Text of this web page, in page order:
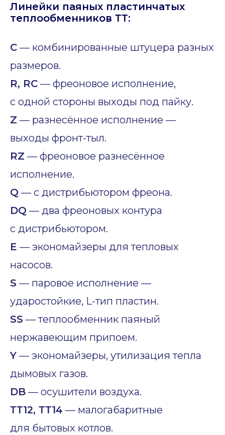
Линейки паяных пластинчатых
теплообменников ТТ:
C — комбинированные штуцера разных
размеров.
R, RC — фреоновое исполнение,
с одной стороны выходы под пайку.
Z — разнесённое исполнение —
выходы фронт-тыл.
RZ — фреоновое разнесённое
исполнение.
Q — с дистрибьютором фреона.
DQ — два фреоновых контура
с дистрибьютором.
E — экономайзеры для тепловых
насосов.
S — паровое исполнение —
ударостойкие, L-тип пластин.
SS — теплообменник паяный
нержавеющим припоем.
Y — экономайзеры, утилизация тепла
дымовых газов.
DB — осушители воздуха.
ТТ12, ТТ14 — малогабаритные
для бытовых котлов.